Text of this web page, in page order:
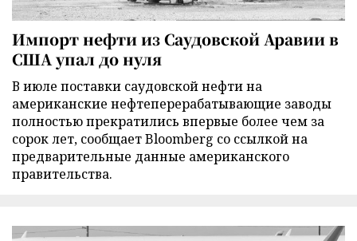
Импорт нефти из Саудовской Аравии в
США упал до нуля
В июле поставки саудовской нефти на
американские нефтеперерабатывающие заводы
полностью прекратились впервые более чем за
сорок лет, сообщает Bloomberg со ссылкой на
предварительные данные американского
правительства.